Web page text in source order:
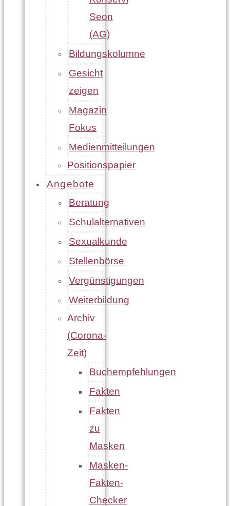
Seon
(AG)
Bildungskolumne
Gesicht
zeigen
Magazin
Fokus
Medienmitteilungen
Positionspapier
Angebote
Beratung
Schulalternativen
Sexualkunde
Stellenbörse
Vergünstigungen
Weiterbildung
Archiv
(Corona-
Zeit)
Buchempfehlungen
Fakten
Fakten
zu
Masken
Masken-
Fakten-
Checker